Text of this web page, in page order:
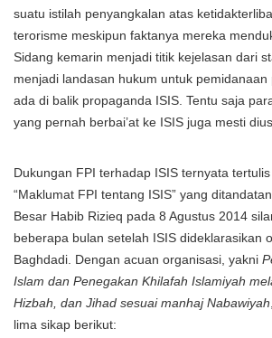
suatu istilah penyangkalan atas
terorisme meskipun faktanya mereka
Sidang kemarin menjadi titik kejelasan dari
menjadi landasan hukum untuk
ada di balik propaganda ISIS. Tentu saja
yang pernah berbai’at ke ISIS juga mesti
Dukungan FPI terhadap ISIS ternyata
“Maklumat FPI tentang ISIS” yang
Besar Habib Rizieq pada 8 Agustus 2014
beberapa bulan setelah ISIS dideklarasikan
Baghdadi. Dengan acuan organisasi, yakni
Islam dan Penegakan Khilafah Islamiyah
Hizbah, dan Jihad sesuai manhaj Nabawiyah
lima sikap berikut: